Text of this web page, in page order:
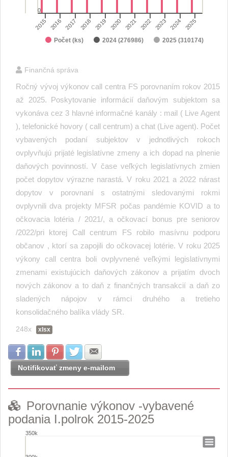
Počet (ks) 2024 (276986) 2025 (310174)
2015 2016 2017 2018 2019 2020 2021 2022 2023 2024 2025
0
Finančná správa
Ročný vývoj výkonov call centra FS porovnaním rokov 2015
až 2025. Poskytovanie informácií daňovým subjektom sa
vykonáva cez 3 hlavné informačné kanály : mail ( Live Agent
), telefonické hovory ( call centrum) a chat (Live agent). Počet
vybavených podaní subjektov v jednotlivých rokoch
ovplyvňujú prijaté legislatívne zmeny a ich dopad na plnenie
daňových povinností. V čase veľkých legislatívnych zmien
počet dopytov výrazne narastá. V roku 2021 a 2022 nárast
dopytov v porovnaní s ostatnými sledovanými rokmi
ovplyvnili dva projekty MFSR počas pandémie KOVID a to
očkovacia lotéria / 2021/, a očkovací bonus pre seniorov
/2022/pri ktorej Call centrum FS robilo masívnu podporu
občanov , ktorí sa zapojili do očkovacej lotérie. V roku 2025
výkony call centra boli ovplyvnené veľkými legislatívnymi
zmenami existujúcich daňových zákonov a prijatím dvoch
nových zákonov a to daň z finančných transakcií a daň zo
sladených nápojov v rámci druhého a tretieho
konsolidačného balíka vlády SR.
248x xlsx
Zdielať na Facebook
Zdielať na LinkedIn
Zdielať na Pinterest
Zdielať na Twitter
Notifikovať zmeny e-mailom
Porovnanie výkonov -vybavené
podania I.polrok 2015-2025
Porovnanie výkonov -vybavené podania I.polrok
350k